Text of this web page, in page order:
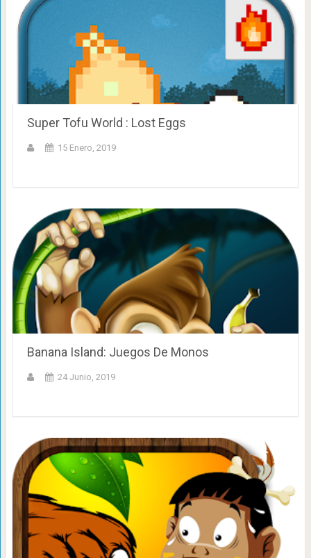
Super Tofu World : Lost Eggs
15 Enero, 2019
Banana Island: Juegos De Monos
24 Junio, 2019